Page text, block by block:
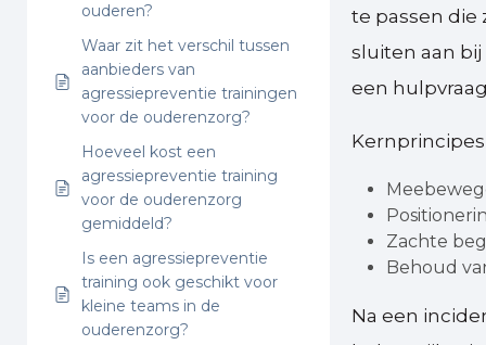
ouderen?
Waar zit het verschil tussen
aanbieders van
agressiepreventie trainingen
voor de ouderenzorg?
Hoeveel kost een
agressiepreventie training
voor de ouderenzorg
gemiddeld?
Is een agressiepreventie
training ook geschikt voor
kleine teams in de
ouderenzorg?
te passen die
sluiten aan
een
Zachte
Behoud
Na een